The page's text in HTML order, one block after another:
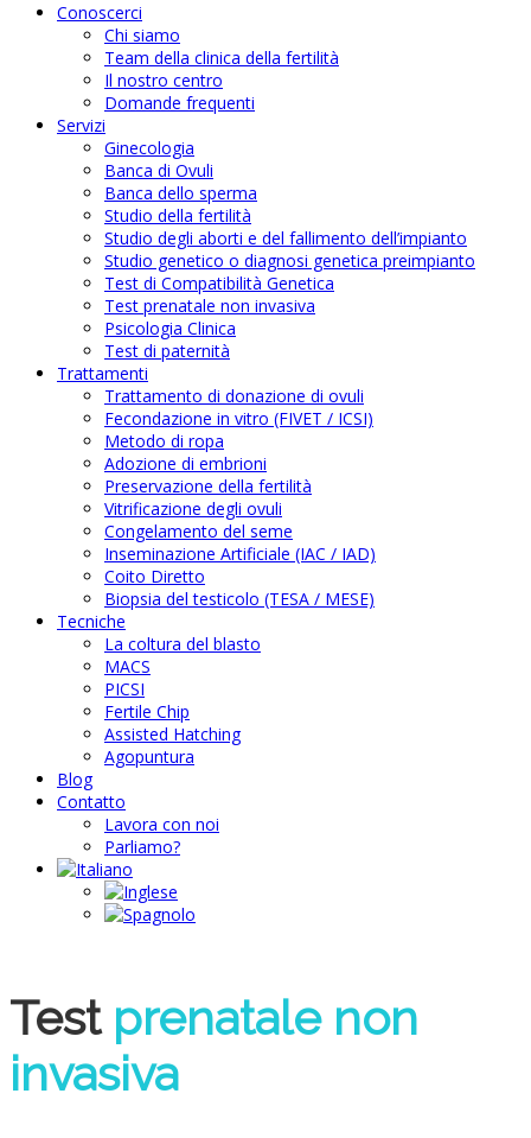
Conoscerci
Chi siamo
Team della clinica della fertilità
Il nostro centro
Domande frequenti
Servizi
Ginecologia
Banca di Ovuli
Banca dello sperma
Studio della fertilità
Studio degli aborti e del fallimento dell’impianto
Studio genetico o diagnosi genetica preimpianto
Test di Compatibilità Genetica
Test prenatale non invasiva
Psicologia Clinica
Test di paternità
Trattamenti
Trattamento di donazione di ovuli
Fecondazione in vitro (FIVET / ICSI)
Metodo di ropa
Adozione di embrioni
Preservazione della fertilità
Vitrificazione degli ovuli
Congelamento del seme
Inseminazione Artificiale (IAC / IAD)
Coito Diretto
Biopsia del testicolo (TESA / MESE)
Tecniche
La coltura del blasto
MACS
PICSI
Fertile Chip
Assisted Hatching
Agopuntura
Blog
Contatto
Lavora con noi
Parliamo?
Test prenatale non
invasiva